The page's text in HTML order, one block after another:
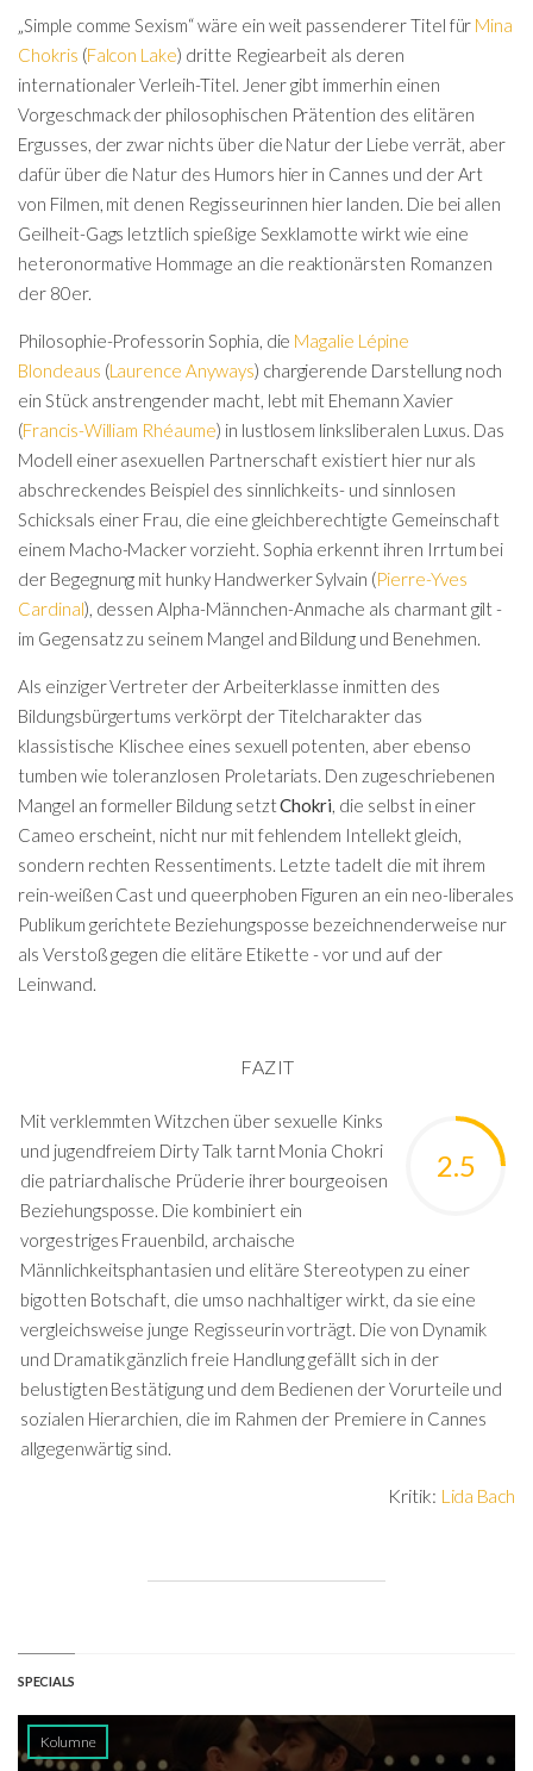
„Simple comme Sexism“ wäre ein weit passenderer Titel für Mina
Chokris (Falcon Lake) dritte Regiearbeit als deren
internationaler Verleih-Titel. Jener gibt immerhin einen
Vorgeschmack der philosophischen Prätention des elitären
Ergusses, der zwar nichts über die Natur der Liebe verrät, aber
dafür über die Natur des Humors hier in Cannes und der Art
von Filmen, mit denen Regisseurinnen hier landen. Die bei allen
Geilheit-Gags letztlich spießige Sexklamotte wirkt wie eine
heteronormative Hommage an die reaktionärsten Romanzen
der 80er.
Philosophie-Professorin Sophia, die Magalie Lépine
Blondeaus (Laurence Anyways) chargierende Darstellung noch
ein Stück anstrengender macht, lebt mit Ehemann Xavier
(Francis-William Rhéaume) in lustlosem linksliberalen Luxus. Das
Modell einer asexuellen Partnerschaft existiert hier nur als
abschreckendes Beispiel des sinnlichkeits- und sinnlosen
Schicksals einer Frau, die eine gleichberechtigte Gemeinschaft
einem Macho-Macker vorzieht. Sophia erkennt ihren Irrtum bei
der Begegnung mit hunky Handwerker Sylvain (Pierre-Yves
Cardinal), dessen Alpha-Männchen-Anmache als charmant gilt -
im Gegensatz zu seinem Mangel and Bildung und Benehmen.
Als einziger Vertreter der Arbeiterklasse inmitten des
Bildungsbürgertums verkörpt der Titelcharakter das
klassistische Klischee eines sexuell potenten, aber ebenso
tumben wie toleranzlosen Proletariats. Den zugeschriebenen
Mangel an formeller Bildung setztChokri , die selbst in einer
Cameo erscheint, nicht nur mit fehlendem Intellekt gleich,
sondern rechten Ressentiments. Letzte tadelt die mit ihrem
rein-weißen Cast und queerphoben Figuren an ein neo-liberales
Publikum gerichtete Beziehungsposse bezeichnenderweise nur
als Verstoß gegen die elitäre Etikette - vor und auf der
Leinwand.
FAZIT
2.5
Mit verklemmten Witzchen über sexuelle Kinks
und jugendfreiem Dirty Talk tarnt Monia Chokri
die patriarchalische Prüderie ihrer bourgeoisen
Beziehungsposse. Die kombiniert ein
vorgestriges Frauenbild, archaische
Männlichkeitsphantasien und elitäre Stereotypen zu einer
bigotten Botschaft, die umso nachhaltiger wirkt, da sie eine
vergleichsweise junge Regisseurin vorträgt. Die von Dynamik
und Dramatik gänzlich freie Handlung gefällt sich in der
belustigten Bestätigung und dem Bedienen der Vorurteile und
sozialen Hierarchien, die im Rahmen der Premiere in Cannes
allgegenwärtig sind.
Kritik: Lida Bach
SPECIALS
Kolumne